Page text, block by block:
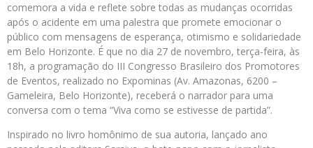
comemora a vida e reflete sobre todas as mudanças ocorridas
após o acidente em uma palestra que promete emocionar o
público com mensagens de esperança, otimismo e solidariedade
em Belo Horizonte. É que no dia 27 de novembro, terça-feira, às
18h, a programação do III Congresso Brasileiro dos Promotores
de Eventos, realizado no Expominas (Av. Amazonas, 6200 –
Gameleira, Belo Horizonte), receberá o narrador para uma
conversa com o tema “Viva como se estivesse de partida”.
Inspirado no livro homônimo de sua autoria, lançado ano